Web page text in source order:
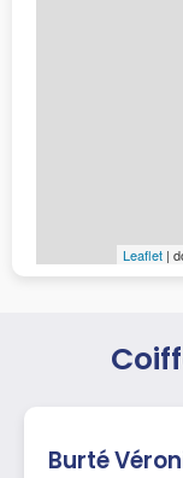
Leaflet |
Burté